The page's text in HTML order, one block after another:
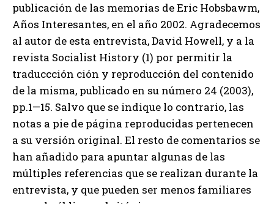
publicación de las memorias de Eric Hobsbawm,
Años Interesantes, en el año 2002. Agradecemos
al autor de esta entrevista, David Howell, y a la
revista Socialist History (1) por permitir la
traduccción ción y reproducción del contenido
de la misma, publicado en su número 24 (2003),
pp.1—15. Salvo que se indique lo contrario, las
notas a pie de página reproducidas pertenecen
a su versión original. El resto de comentarios se
han añadido para apuntar algunas de las
múltiples referencias que se realizan durante la
entrevista, y que pueden ser menos familiares